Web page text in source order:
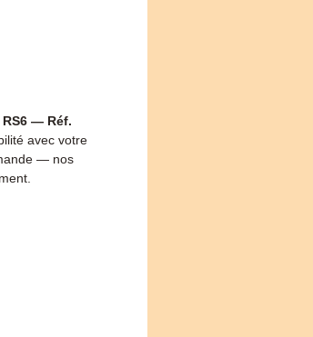
RS6 — Réf.
avec votre
— nos